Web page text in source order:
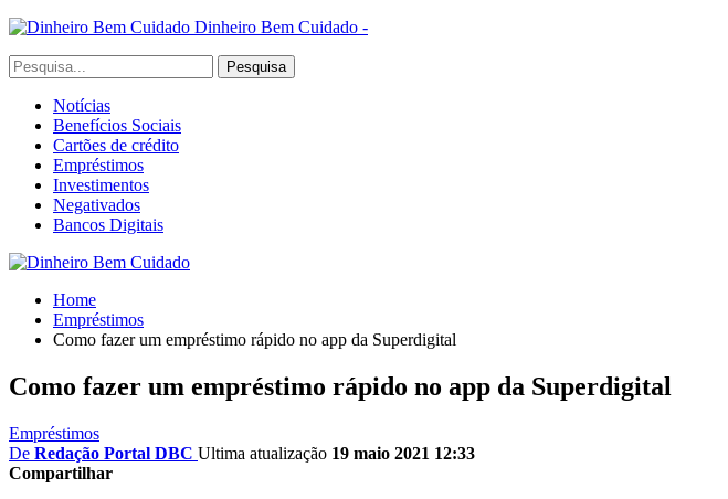
Dinheiro Bem Cuidado -
Notícias
Benefícios Sociais
Cartões de crédito
Empréstimos
Investimentos
Negativados
Bancos Digitais
Home
Empréstimos
Como fazer um empréstimo rápido no app da Superdigital
Como fazer um empréstimo rápido no app da Superdigital
Empréstimos
De Redação Portal DBC Ultima atualização 19 maio 2021 12:33
Compartilhar